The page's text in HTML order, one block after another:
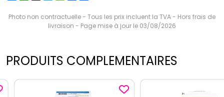
Photo non contractuelle - Tous les prix incluent la TVA - Hors frais de
livraison - Page mise à jour le 03/08/2026
PRODUITS COMPLEMENTAIRES